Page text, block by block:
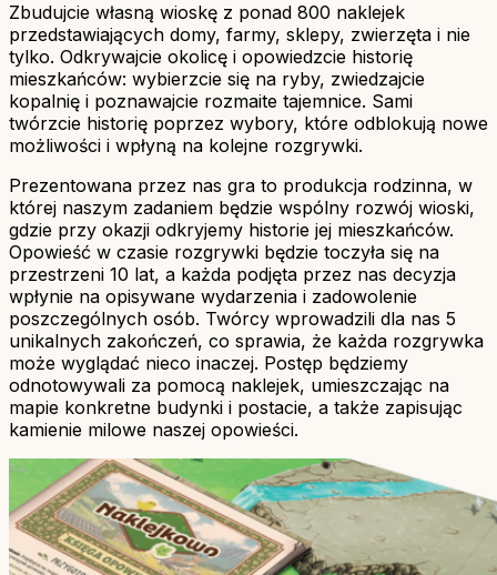
Zbudujcie własną wioskę z ponad 800 naklejek
przedstawiających domy, farmy, sklepy, zwierzęta i nie
tylko. Odkrywajcie okolicę i opowiedzcie historię
mieszkańców: wybierzcie się na ryby, zwiedzajcie
kopalnię i poznawajcie rozmaite tajemnice. Sami
twórzcie historię poprzez wybory, które odblokują nowe
możliwości i wpłyną na kolejne rozgrywki.
Prezentowana przez nas gra to produkcja rodzinna, w
której naszym zadaniem będzie wspólny rozwój wioski,
gdzie przy okazji odkryjemy historie jej mieszkańców.
Opowieść w czasie rozgrywki będzie toczyła się na
przestrzeni 10 lat, a każda podjęta przez nas decyzja
wpłynie na opisywane wydarzenia i zadowolenie
poszczególnych osób. Twórcy wprowadzili dla nas 5
unikalnych zakończeń, co sprawia, że każda rozgrywka
może wyglądać nieco inaczej. Postęp będziemy
odnotowywali za pomocą naklejek, umieszczając na
mapie konkretne budynki i postacie, a także zapisując
kamienie milowe naszej opowieści.